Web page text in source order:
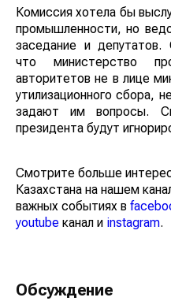
Комиссия хотела бы
промышленности, но
заседание и депутатов.
что министерство
авторитетов не в лице
утилизационного сбора,
задают им вопросы.
президента будут
Смотрите больше
Казахстана на нашем
важных событиях в
youtube канал и instagram.
Обсуждение